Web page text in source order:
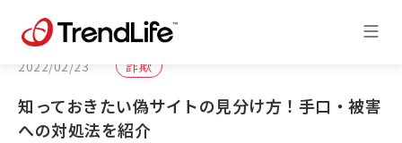
2022/02/23 詐欺
知っておきたい偽サイトの見分け方！手口・被害
への対処法を紹介